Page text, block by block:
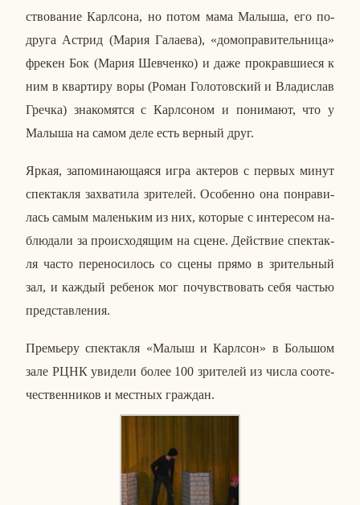
ство­ва­ние Карлсо­на, но потом мама Малыша, его по­
дру­га Астрид (Мария Га­ла­е­ва), «до­мо­пра­ви­тель­ни­ца»
фрекен Бок (Мария Шев­чен­ко) и даже про­крав­ши­е­ся к
ним в квар­ти­ру воры (Роман Го­ло­тов­ский и Вла­ди­слав
Гречка) зна­ко­мят­ся с Карлсо­ном и по­ни­ма­ют, что у
Малыша на самом деле есть верный друг.
Яркая, за­по­ми­на­ю­ща­я­ся игра ак­те­ров с первых минут
спек­так­ля за­хва­ти­ла зри­те­лей. Осо­бен­но она по­нра­ви­
лась самым ма­лень­ким из них, ко­то­рые с ин­те­ре­сом на­
блю­да­ли за про­ис­хо­дя­щим на сцене. Дей­ствие спек­так­
ля часто пе­ре­но­си­лось со сцены прямо в зри­тель­ный
зал, и каждый ре­бе­нок мог по­чув­ство­вать себя частью
пред­став­ле­ния.
Пре­мье­ру спек­так­ля «Малыш и Карлсон» в Боль­шом
зале РЦНК уви­де­ли более 100 зри­те­лей из числа со­оте­
че­ствен­ни­ков и мест­ных граж­дан.